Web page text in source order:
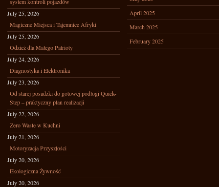
July 25, 2026
Magiczne Miejsca i Tajemnice Afryki
July 25, 2026
Odzież dla Małego Patrioty
July 24, 2026
Diagnostyka i Elektronika
July 23, 2026
Od starej posadzki do gotowej podłogi Quick-
Step – praktyczny plan realizacji
July 22, 2026
Zero Waste w Kuchni
July 21, 2026
Motoryzacja Przyszłości
July 20, 2026
Ekologiczna Żywność
July 20, 2026
April 2025
March 2025
February 2025